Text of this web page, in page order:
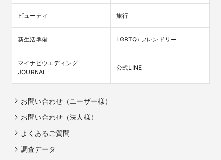
ビューティ 旅行
新生活準備 LGBTQ+フレンドリー
マイナビウエディング
JOURNAL
公式LINE
お問い合わせ（ユーザー様）
お問い合わせ（法人様）
よくあるご質問
調査データ